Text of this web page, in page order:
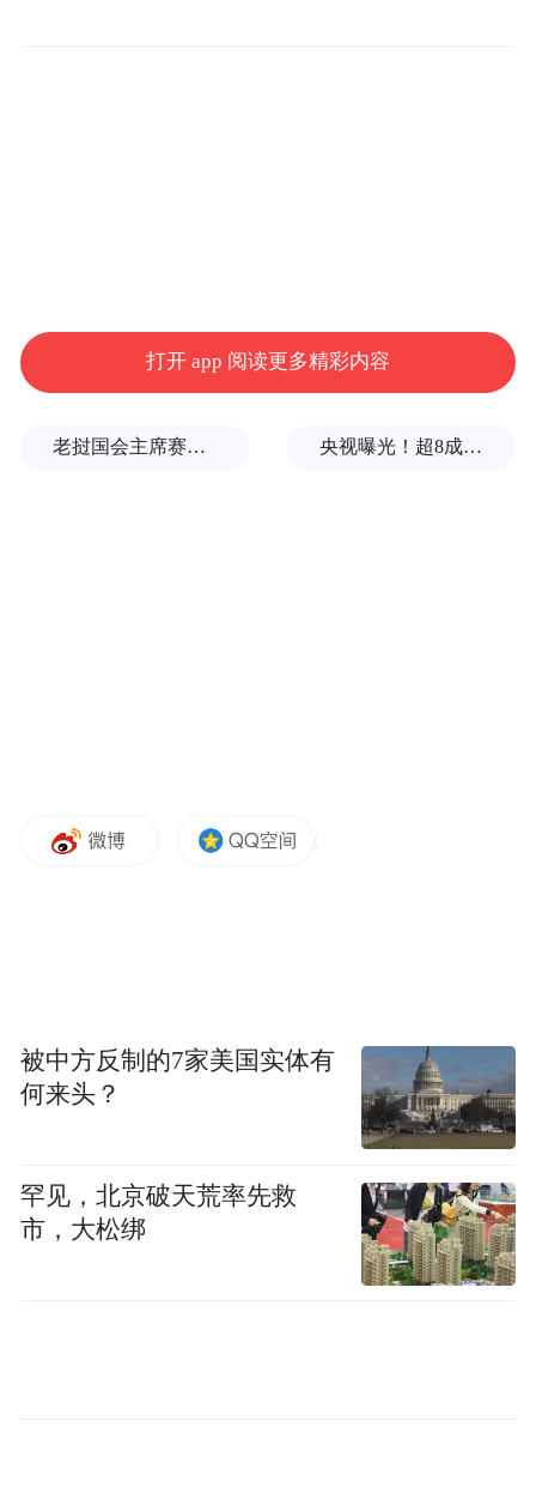
为充分发挥优质教育资源辐射引领作用，深
化校际结对帮扶成效，常态推进精神文明创
日，郑州艺术幼儿师范学校党委副书记、校
长马进伟带领骨干教师团队，赴新郑市观音
寺镇第一初级中学开展“赓续帮扶初心 笃行致
打开 app 阅读更多精彩内容
老挝国会主席赛宋蓬逝世 央视曝光！超8成睫毛胶样品检出致癌物，部分成分接近502胶！
被中方反制的7家美国实体有
何来头？
罕见，北京破天荒率先救
市，大松绑